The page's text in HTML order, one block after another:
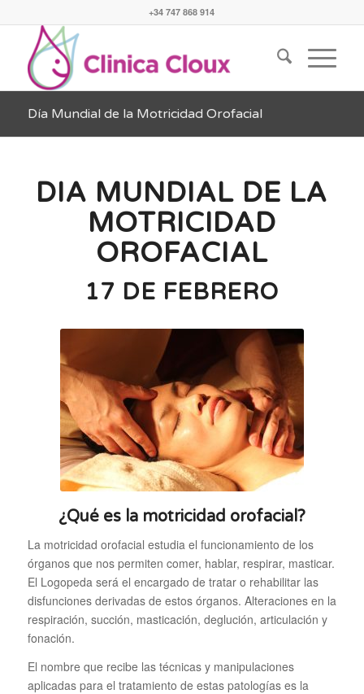
+34 747 868 914
Día Mundial de la Motricidad Orofacial
DIA MUNDIAL DE LA
MOTRICIDAD
OROFACIAL
17 DE FEBRERO
¿Qué es la motricidad orofacial?
La motricidad orofacial estudia el funcionamiento de los
órganos que nos permiten comer, hablar, respirar, masticar.
El Logopeda será el encargado de tratar o rehabilitar las
disfunciones derivadas de estos órganos. Alteraciones en la
respiración, succión, masticación, deglución, articulación y
fonación.
El nombre que recibe las técnicas y manipulaciones
aplicadas para el tratamiento de estas patologías es la